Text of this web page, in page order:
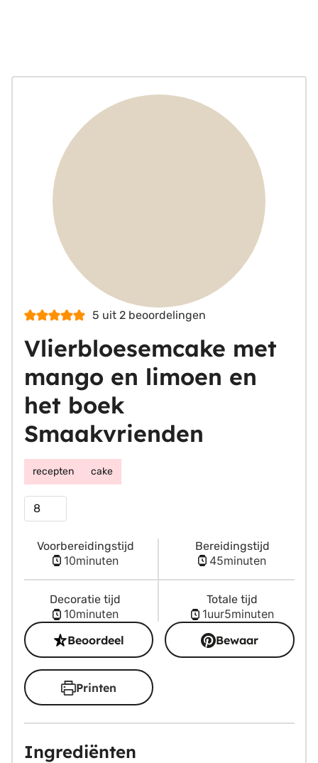
5 uit 2beoordelingen
Vlierbloesemcake met
mango en limoen en
het boek
Smaakvrienden
recepten cake
Porties
Voorbereidingstijd
10minuten
minuten
Bereidingstijd
45minuten
minuten
Decoratie tijd
10minuten
minuten
Totale tijd
1uur
uur5minuten
minuten
Beoordeel
Bewaar
Printen
Ingrediënten